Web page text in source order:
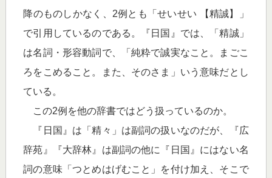
降のものしかなく、2例とも「せいせい 【精誠】」
で引用しているのである。『日国』では、「精誠」
は名詞・形容動詞で、「純粋で誠実なこと。まごこ
ろをこめること。また、そのさま」いう意味だとし
ている。
この2例を他の辞書ではどう扱っているのか。
『日国』は「精々」は副詞の扱いなのだが、『広
辞苑』『大辞林』は副詞の他に『日国』にはない名
詞の意味「つとめはげむこと」を付け加え、そこで